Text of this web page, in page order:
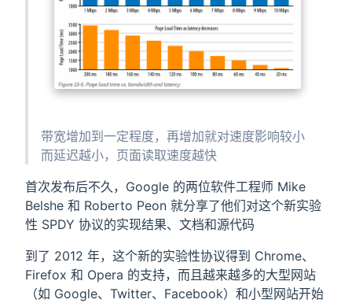
带宽增加到一定程度，再增加就对速度影响较小
而延迟越小，页面读取速度越快
首次发布后不久，Google 的两位软件工程师 Mike
Belshe 和 Roberto Peon 就分享了他们对这个新实验
性 SPDY 协议的实现结果、文档和源代码
到了 2012 年，这个新的实验性协议得到 Chrome、
Firefox 和 Opera 的支持，而且越来越多的大型网站
（如 Google、Twitter、Facebook）和小型网站开始